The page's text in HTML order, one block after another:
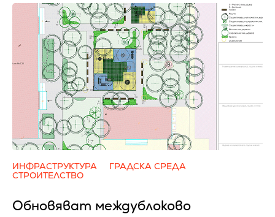
ИНФРАСТРУКТУРА
ГРАДСКА СРЕДА
СТРОИТЕЛСТВО
Обновяват междублоково